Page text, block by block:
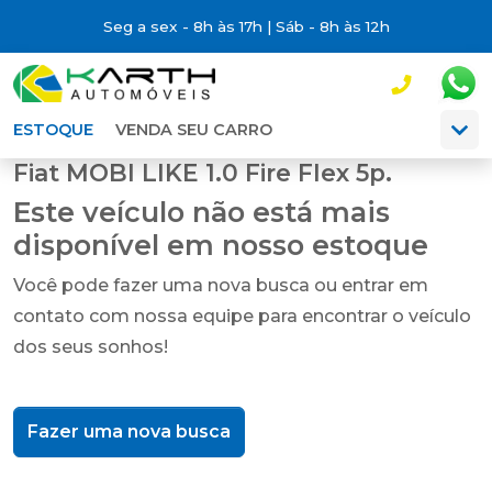
Seg a sex - 8h às 17h | Sáb - 8h às 12h
ESTOQUE VENDA SEU CARRO
Fiat MOBI LIKE 1.0 Fire Flex 5p.
Este veículo não está mais
disponível em nosso estoque
Você pode fazer uma nova busca ou entrar em
contato com nossa equipe para encontrar o veículo
dos seus sonhos!
Fazer uma nova busca